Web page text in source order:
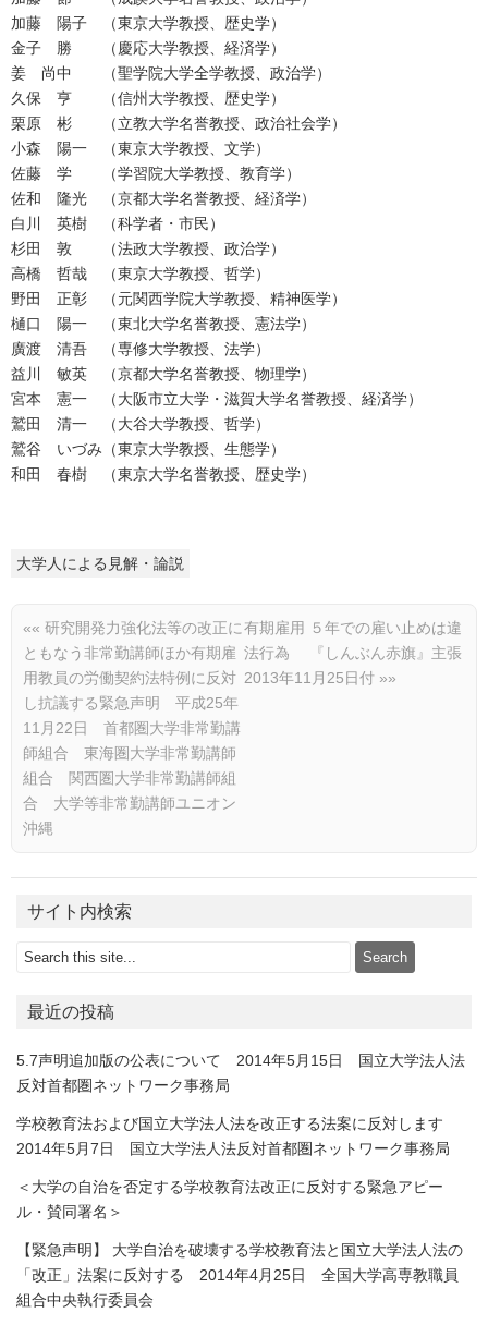
加藤 陽子 （東京大学教授、歴史学）
金子 勝 （慶応大学教授、経済学）
姜 尚中 （聖学院大学全学教授、政治学）
久保 亨 （信州大学教授、歴史学）
栗原 彬 （立教大学名誉教授、政治社会学）
小森 陽一 （東京大学教授、文学）
佐藤 学 （学習院大学教授、教育学）
佐和 隆光 （京都大学名誉教授、経済学）
白川 英樹 （科学者・市民）
杉田 敦 （法政大学教授、政治学）
高橋 哲哉 （東京大学教授、哲学）
野田 正彰 （元関西学院大学教授、精神医学）
樋口 陽一 （東北大学名誉教授、憲法学）
廣渡 清吾 （専修大学教授、法学）
益川 敏英 （京都大学名誉教授、物理学）
宮本 憲一 （大阪市立大学・滋賀大学名誉教授、経済学）
鷲田 清一 （大谷大学教授、哲学）
鷲谷 いづみ（東京大学教授、生態学）
和田 春樹 （東京大学名誉教授、歴史学）
大学人による見解・論説
«« 研究開発力強化法等の改正に
ともなう非常勤講師ほか有期雇
用教員の労働契約法特例に反対
し抗議する緊急声明 平成25年
11月22日 首都圏大学非常勤講
師組合 東海圏大学非常勤講師
組合 関西圏大学非常勤講師組
合 大学等非常勤講師ユニオン
沖縄
有期雇用 ５年での雇い止めは違
法行為 『しんぶん赤旗』主張
2013年11月25日付 »»
サイト内検索
最近の投稿
5.7声明追加版の公表について 2014年5月15日 国立大学法人法
反対首都圏ネットワーク事務局
学校教育法および国立大学法人法を改正する法案に反対します
2014年5月7日 国立大学法人法反対首都圏ネットワーク事務局
＜大学の自治を否定する学校教育法改正に反対する緊急アピー
ル・賛同署名＞
【緊急声明】 大学自治を破壊する学校教育法と国立大学法人法の
「改正」法案に反対する 2014年4月25日 全国大学高専教職員
組合中央執行委員会